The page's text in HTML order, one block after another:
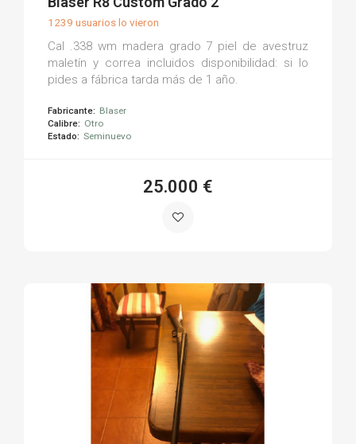
1239 usuarios lo vieron
Cal .338 wm madera grado 7 piel de avestruz
maletín y correa incluidos disponibilidad: si lo
pides a fábrica tarda más de 1 año.
Fabricante: Blaser
Calibre: Otro
Estado: Seminuevo
25.000 €